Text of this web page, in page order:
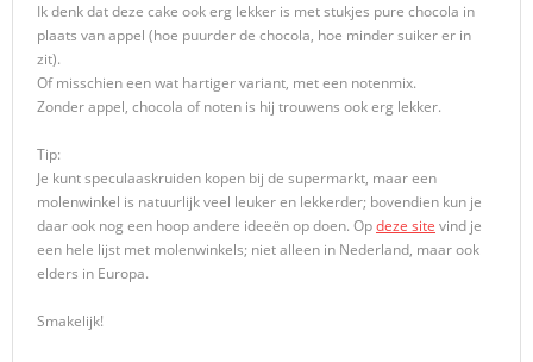
Ik denk dat deze cake ook erg lekker is met stukjes pure chocola in
plaats van appel (hoe puurder de chocola, hoe minder suiker er in
zit).
Of misschien een wat hartiger variant, met een notenmix.
Zonder appel, chocola of noten is hij trouwens ook erg lekker.
Tip:
Je kunt speculaaskruiden kopen bij de supermarkt, maar een
molenwinkel is natuurlijk veel leuker en lekkerder; bovendien kun je
daar ook nog een hoop andere ideeën op doen. Opdeze site vind je
een hele lijst met molenwinkels; niet alleen in Nederland, maar ook
elders in Europa.
Smakelijk!